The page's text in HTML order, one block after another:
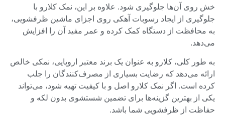
خش روی آن‌ها جلوگیری شود. علاوه بر این، نمک کلارو با
جلوگیری از ایجاد رسوبات آهکی روی اجزای ماشین ظرفشویی،
به محافظت از دستگاه کمک کرده و عمر مفید آن را افزایش
می‌دهد.
به طور کلی، کلارو به عنوان یک برند معتبر اروپایی، نمکی خالص
ارائه می‌دهد که رضایت بسیاری از مصرف‌کنندگان را جلب
کرده است. اگر نمک کلارو اصل و با کیفیت تهیه شود، می‌تواند
یکی از بهترین گزینه‌ها برای تضمین شستشوی بدون لکه و
حفاظت از ظرفشویی شما باشد.